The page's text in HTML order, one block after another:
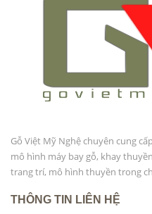
Gỗ Việt Mỹ Nghệ chuyên cung
mô hình máy bay gỗ, khay
trang trí, mô hình thuyền trong
THÔNG TIN LIÊN HỆ